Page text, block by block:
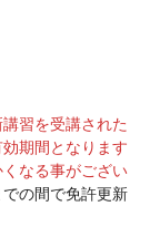
習を受講された
期間となります
なる事がござい
の間で免許更新